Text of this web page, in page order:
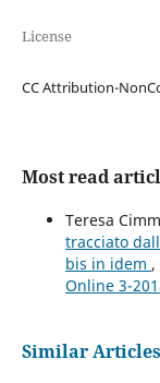
License
CC Attribution-
Most read
Teresa
tracciato
bis in idem ,
Online 3-
Similar Articles